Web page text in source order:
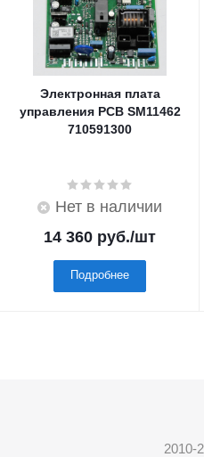
Электронная плата
управления PCB SM11462
710591300
Нет в наличии
14 360 руб./шт
Подробнее
2010-